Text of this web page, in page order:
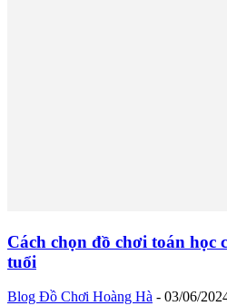
Cách chọn đồ chơi toán học
tuổi
Blog Đồ Chơi Hoàng Hà - 03/06/